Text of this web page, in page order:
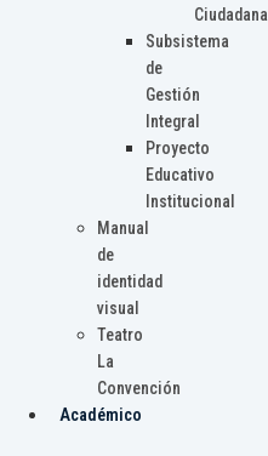
Ciudadana
Subsistema
de
Gestión
Integral
Proyecto
Educativo
Institucional
Manual
de
identidad
visual
Teatro
La
Convención
Académico